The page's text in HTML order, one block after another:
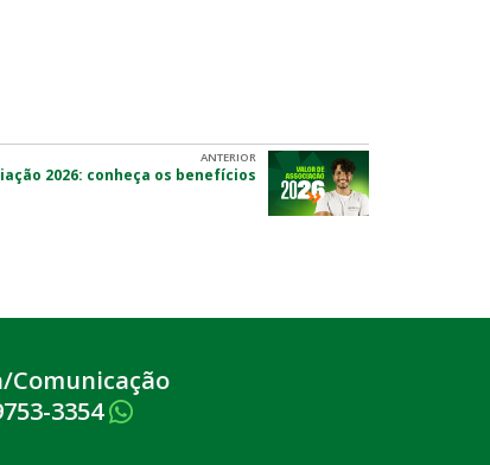
ANTERIOR
2026: conheça os benefícios
Comunicação
3354